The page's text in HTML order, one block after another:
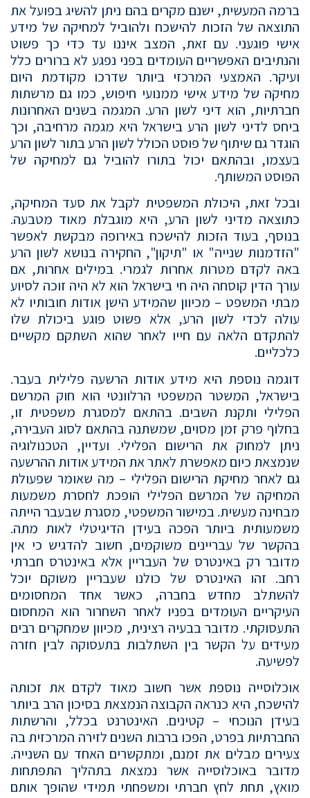
ברמה המעשית, ישנם מקרים בהם ניתן להשיג בפועל את
התוצאה של הזכות להישכח ולהוביל למחיקה של מידע
אישי פוגעני. עם זאת, המצב איננו עד כדי כך פשוט
והנתיבים האפשריים העומדים בפני נפגע לא ברורים כלל
ועיקר. האמצעי המרכזי ביותר שדרכו מקודמת היום
מחיקה של מידע אישי ממנועי חיפוש, כמו גם מרשתות
חברתיות, הוא דיני לשון הרע. המגמה בשנים האחרונות
ביחס לדיני לשון הרע בישראל היא מגמה מרחיבה, וכך
הוגדר גם שיתוף של פוסט הכולל לשון הרע בתור לשון הרע
בעצמו, ובהתאם יכול בתורו להוביל גם למחיקה של
הפוסט המשותף.
ובכל זאת, היכולת המשפטית לקבל את סעד המחיקה,
כתוצאה מדיני לשון הרע, היא מוגבלת מאוד מטבעה.
בנוסף, בעוד הזכות להישכח באירופה מבקשת לאפשר
"הזדמנות שנייה" או "תיקון", החקירה בנושא לשון הרע
באה לקדם מטרות אחרות לגמרי. במילים אחרות, אם
עורך הדין קוסחה היה חי בישראל הוא לא היה זוכה לסיוע
מבתי המשפט – מכיוון שהמידע הישן אודות חובותיו לא
עולה לכדי לשון הרע, אלא פשוט פוגע ביכולת שלו
להתקדם הלאה עם חייו לאחר שהוא השתקם מקשיים
כלכליים.
דוגמה נוספת היא מידע אודות הרשעה פלילית בעבר.
בישראל, המשטר המשפטי הרלוונטי הוא חוק המרשם
הפלילי ותקנת השבים. בהתאם למסגרת משפטית זו,
בחלוף פרק זמן מסוים, שמשתנה בהתאם לסוג העבירה,
ניתן למחוק את הרישום הפלילי. ועדיין, הטכנולוגיה
שנמצאת כיום מאפשרת לאתר את המידע אודות ההרשעה
גם לאחר מחיקת הרישום הפלילי – מה שאומר שפעולת
המחיקה של המרשם הפלילי הופכת לחסרת משמעות
מבחינה מעשית. במישור המשפטי, מסגרת שבעבר הייתה
משמעותית ביותר הפכה בעידן הדיגיטלי לאות מתה.
בהקשר של עבריינים משוקמים, חשוב להדגיש כי אין
מדובר רק באינטרס של העבריין אלא באינטרס חברתי
רחב. זהו האינטרס של כולנו שעבריין משוקם יוכל
להשתלב מחדש בחברה, כאשר אחד המחסומים
העיקריים העומדים בפניו לאחר השחרור הוא המחסום
התעסוקתי. מדובר בבעיה רצינית, מכיוון שמחקרים רבים
מעידים על הקשר בין השתלבות בתעסוקה לבין חזרה
לפשיעה.
אוכלוסייה נוספת אשר חשוב מאוד לקדם את זכותה
להישכח, היא כנראה הקבוצה הנמצאת בסיכון הרב ביותר
בעידן הנוכחי – קטינים. האינטרנט בכלל, והרשתות
החברתיות בפרט, הפכו ברבות השנים לזירה המרכזית בה
צעירים מבלים את זמנם, ומתקשרים האחד עם השנייה.
מדובר באוכלוסייה אשר נמצאת בתהליך התפתחות
מואץ, תחת לחץ חברתי ומשפחתי תמידי שהופך אותם